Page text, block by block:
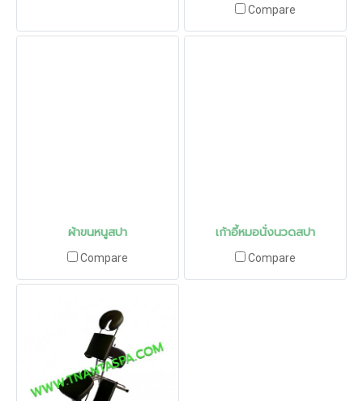
Compare
ผ้าขนหนูสปา
Compare
เก้าอี้หมอนั่งนวดสปา
Compare